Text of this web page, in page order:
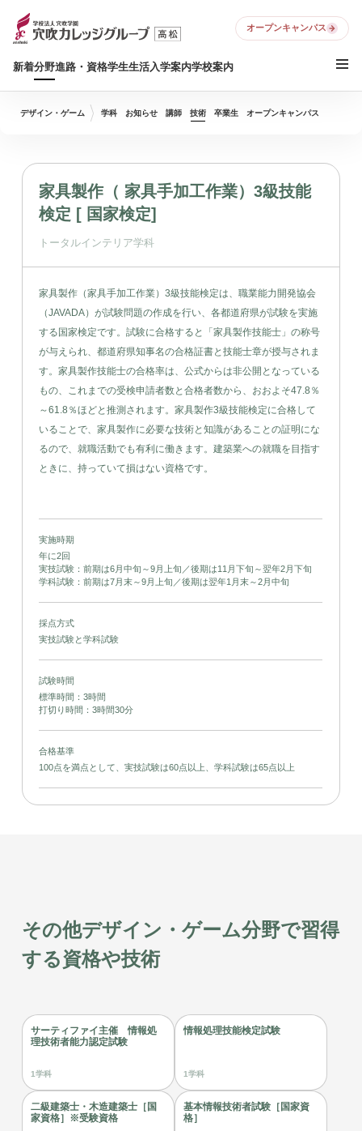
新着分野進路・資格学生生活入学案内学校案内
オープンキャンパス
デザイン・ゲーム 学科 お知らせ 講師 技術 卒業生 オープンキャンパス
家具製作（ 家具手加工作業）3級技能
検定 [ 国家検定]
トータルインテリア学科
家具製作（家具手加工作業）3級技能検定は、職業能力開発協会
（JAVADA）が試験問題の作成を行い、各都道府県が試験を実施
する国家検定です。試験に合格すると「家具製作技能士」の称号
が与えられ、都道府県知事名の合格証書と技能士章が授与されま
す。家具製作技能士の合格率は、公式からは非公開となっている
もの、これまでの受検申請者数と合格者数から、おおよそ47.8％
～61.8％ほどと推測されます。家具製作3級技能検定に合格して
いることで、家具製作に必要な技術と知識があることの証明にな
るので、就職活動でも有利に働きます。建築業への就職を目指す
ときに、持っていて損はない資格です。
実施時期
年に2回
実技試験：前期は6月中旬～9月上旬／後期は11月下旬～翌年2月下旬
学科試験：前期は7月末～9月上旬／後期は翌年1月末～2月中旬
採点方式
実技試験と学科試験
試験時間
標準時間：3時間
打切り時間：3時間30分
合格基準
100点を満点として、実技試験は60点以上、学科試験は65点以上
その他デザイン・ゲーム分野で習得
する資格や技術
サーティファイ主催 情報処
理技術者能力認定試験
1学科
情報処理技能検定試験
1学科
二級建築士・木造建築士［国
家資格］※受験資格
基本情報技術者試験［国家資
格］